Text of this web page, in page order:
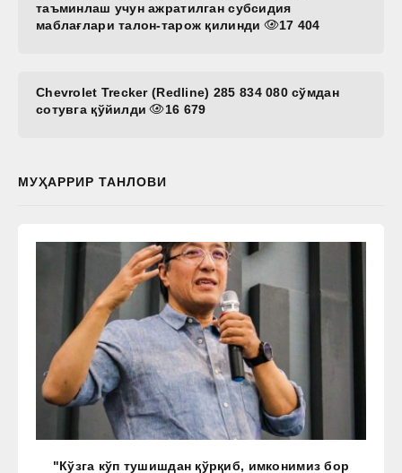
таъминлаш учун ажратилган субсидия
маблағлари талон-тарож қилинди
17 404
Chevrolet Trecker (Redline) 285 834 080 сўмдан
сотувга қўйилди
16 679
МУҲАРРИР ТАНЛОВИ
"Кўзга кўп тушишдан қўрқиб, имконимиз бор